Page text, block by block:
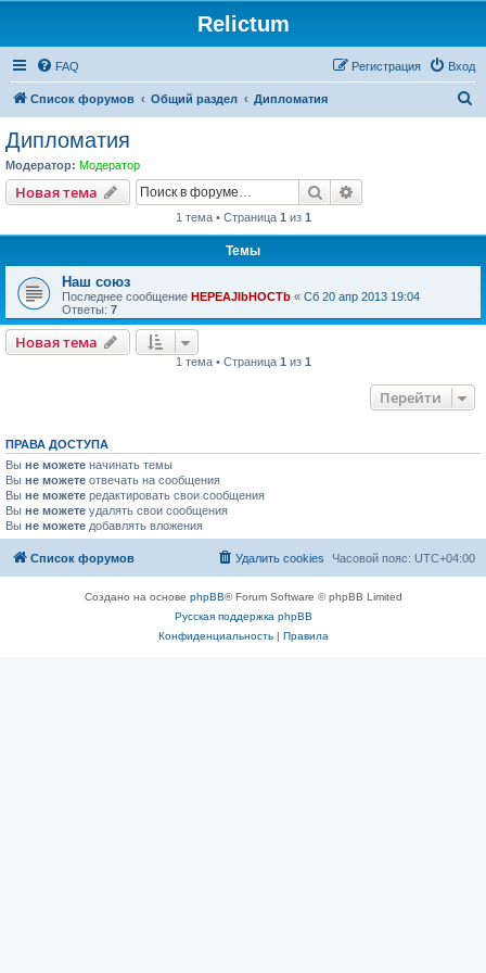
Relictum
FAQ Вход
Регистрация
Список форумов Общий раздел Дипломатия
Дипломатия
Модератор: Модератор
Новая тема Поиск
1 тема • Страница 1 из 1
Темы
Наш союз
Последнее сообщение HEPEAJIbHOCTb « Сб 20 апр 2013 19:04
Ответы: 7
Новая тема
1 тема • Страница 1 из 1
Перейти
ПРАВА ДОСТУПА
Вы не можете начинать темы
Вы не можете отвечать на сообщения
Вы не можете редактировать свои сообщения
Вы не можете удалять свои сообщения
Вы не можете добавлять вложения
Список форумов Часовой пояс: UTC+04:00
Удалить cookies
Создано на основе phpBB® Forum Software © phpBB Limited
Русская поддержка phpBB
Конфиденциальность| Правила